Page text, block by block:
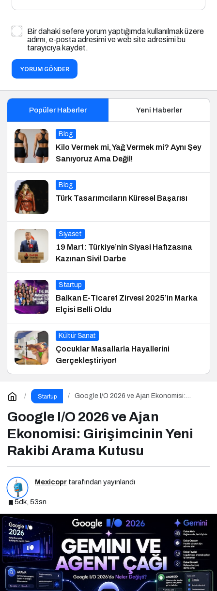
Bir dahaki sefere yorum yaptığımda kullanılmak üzere
adımı, e-posta adresimi ve web site adresimi bu
tarayıcıya kaydet.
YORUM GÖNDER
Popüler Haberler Yeni Haberler
Blog
Kilo Vermek mi, Yağ Vermek mi? Aynı Şey
Sanıyoruz Ama Değil!
Blog
Türk Tasarımcıların Küresel Başarısı
Siyaset
19 Mart: Türkiye’nin Siyasi Hafızasına
Kazınan Sivil Darbe
Startup
Balkan E-Ticaret Zirvesi 2025’in Marka
Elçisi Belli Oldu
Kültür Sanat
Çocuklar Masallarla Hayallerini
Gerçekleştiriyor!
Startup
Google I/O 2026 ve Ajan Ekonomisi:
Google I/O 2026 ve Ajan
Ekonomisi: Girişimcinin Yeni
Rakibi Arama Kutusu
Mexicopr tarafından yayınlandı
5dk, 53sn